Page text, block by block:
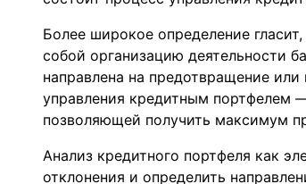
Более широкое определение
собой организацию деятельности
направлена на предотвращение
управления кредитным портфелем
позволяющей получить максимум
Анализ кредитного портфеля как
отклонения и определить